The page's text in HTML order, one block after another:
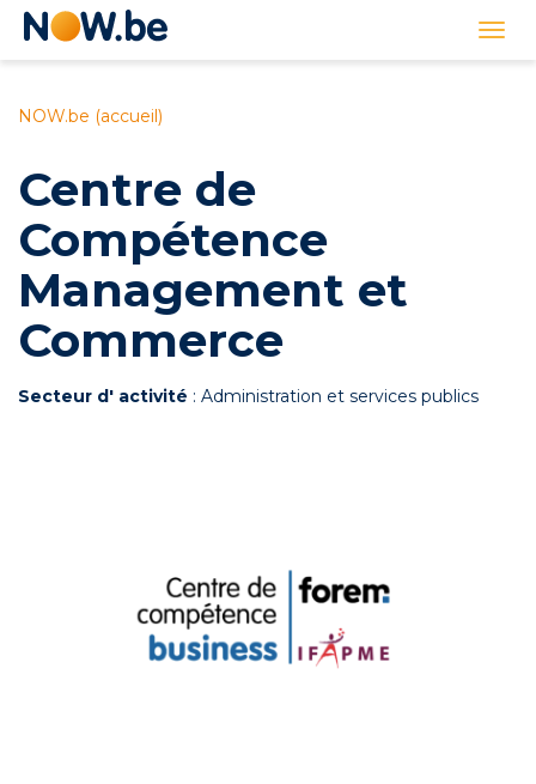
Lien
NOW.be (accueil)
Centre de
Compétence
Management et
Commerce
Secteur d' activité : Administration et services publics